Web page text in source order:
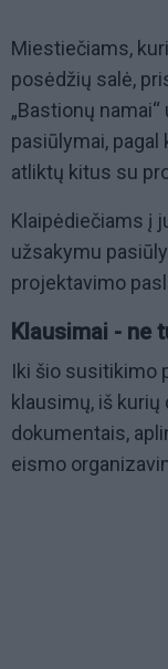
Miestiečiams,
posėdžių salė,
„Bastionų
pasiūlymai,
atliktų kitus su
Klaipėdiečiams į
užsakymu
projektavimo
Klausimai - ne
Iki šio susitikimo
klausimų, iš
dokumentais,
eismo